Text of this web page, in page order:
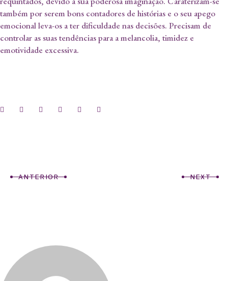
também por serem bons contadores de histórias e o seu apego
emocional leva-os a ter dificuldade nas decisões. Precisam de
controlar as suas tendências para a melancolia, timidez e
emotividade excessiva.
ANTERIOR NEXT